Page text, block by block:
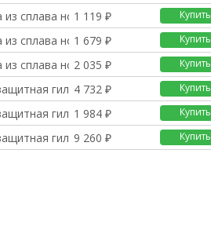
из сплава номи1 119 ₽ Купить
из сплава номи1 679 ₽ Купить
из сплава номи2 035 ₽ Купить
гильза4 732 ₽ Купить
гильза1 984 ₽ Купить
гильза9 260 ₽ Купить